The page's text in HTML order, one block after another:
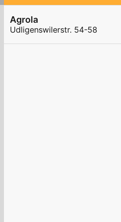
Agrola
Udligenswilerstr. 54-58